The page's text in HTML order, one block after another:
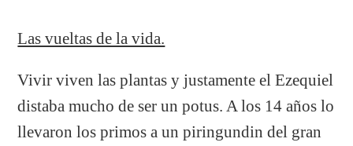
Las vueltas de la vida.
Vivir viven las plantas y justamente el Ezequiel
distaba mucho de ser un potus. A los 14 años lo
llevaron los primos a un piringundin del gran